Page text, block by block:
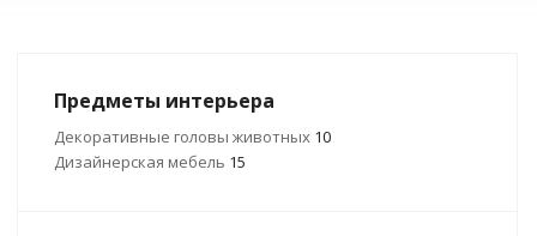
Предметы интерьера
Декоративные головы животных 10
Дизайнерская мебель 15